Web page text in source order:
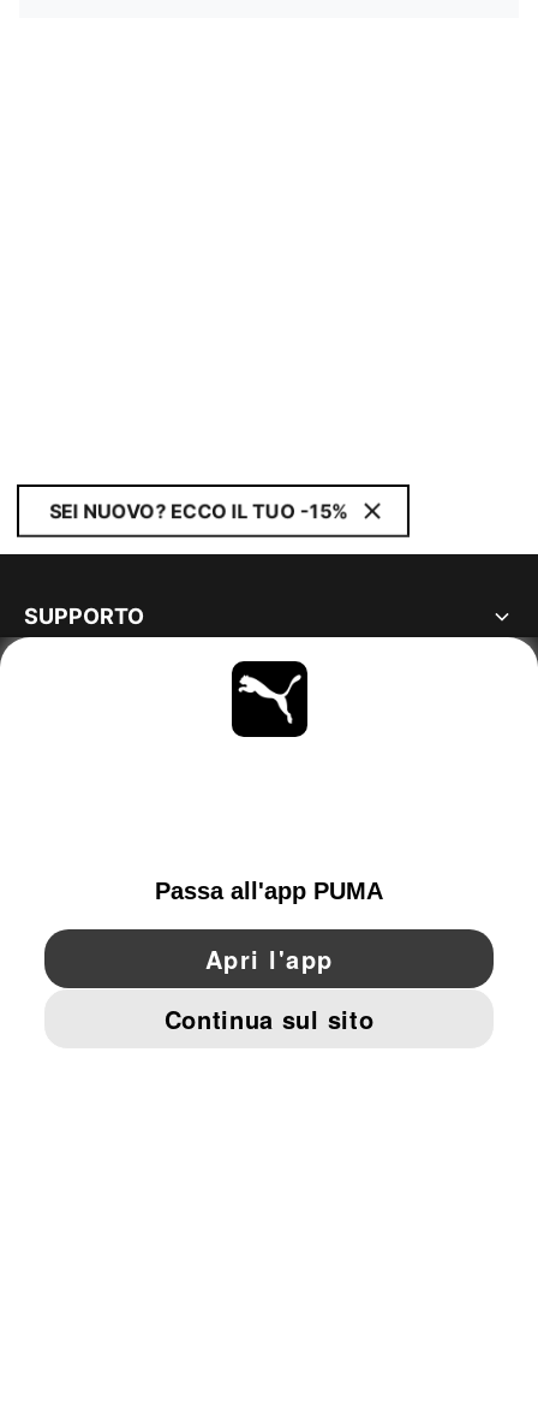
SEI NUOVO? ECCO IL TUO -15%
SUPPORTO
MAGGIORI INFORMAZIONI
OTTIENI TUTTI GLI AGGIORNAMENTI
YouTube Pinterest
DATI AZIENDALI E LEGALI